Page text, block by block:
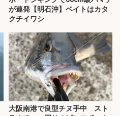
が連発【明石沖】ベイトはカタ
クチイワシ
大阪南港で良型チヌ手中 スト